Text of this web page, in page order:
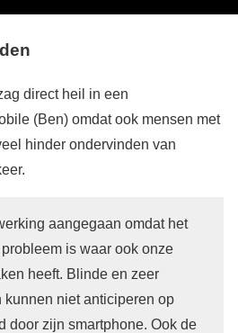
direct heil in een
(Ben) omdat ook mensen met
hinder ondervinden van
aangegaan omdat het
is waar ook onze
heeft. Blinde en zeer
niet anticiperen op
door zijn smartphone. Ook de